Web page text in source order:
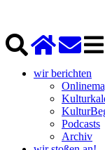
wir berichten
Podcasts
Archiv